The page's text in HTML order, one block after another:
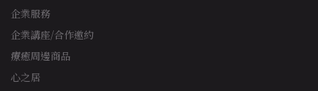
企業服務
企業講座/合作邀約
療癒周邊商品
心之居